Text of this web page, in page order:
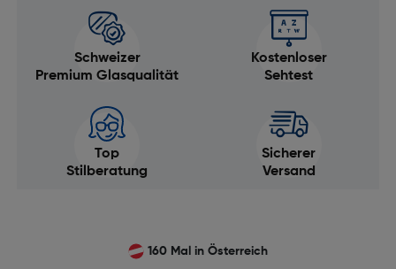
Schweizer
Premium Glasqualität
Kostenloser
Sehtest
Top
Stilberatung
Sicherer
Versand
160 Mal in Österreich